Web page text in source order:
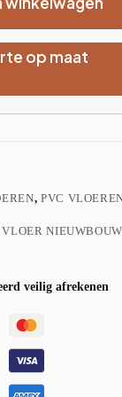
op maat
, PVC
VLOER
veilig afrekenen